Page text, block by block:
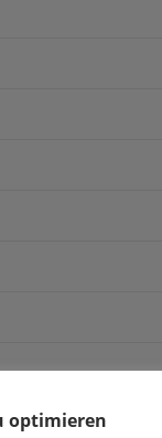
optimieren